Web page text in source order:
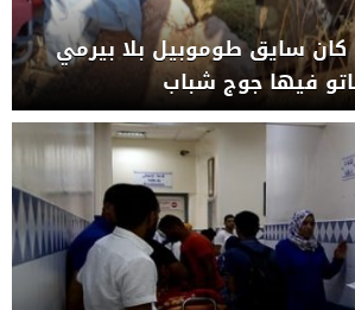
كان سايق طوموبيل بلا بيرمي
فيها جوج شباب